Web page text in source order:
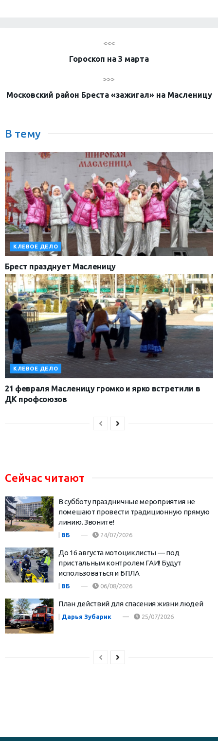
<<<
Гороскоп на 3 марта
>>>
Московский район Бреста «зажигал» на Масленицу
В тему
КЛЕВОЕ ДЕЛО
Брест празднует Масленицу
КЛЕВОЕ ДЕЛО
21 февраля Масленицу громко и ярко встретили в
ДК профсоюзов
Сейчас читают
В субботу праздничные мероприятия не
помешают провести традиционную прямую
линию. Звоните!
ВБ 24/07/2026
До 16 августа мотоциклисты — под
пристальным контролем ГАИ! Будут
использоваться и БПЛА
ВБ 06/08/2026
План действий для спасения жизни людей
Дарья Зубарик 25/07/2026